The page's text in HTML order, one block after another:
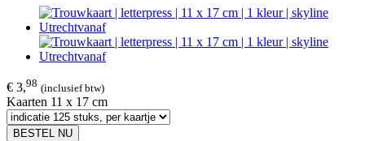
€ 3,98 (inclusief btw)
Kaarten 11 x 17 cm
BESTEL NU